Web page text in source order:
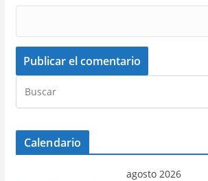
Calendario
agosto 2026